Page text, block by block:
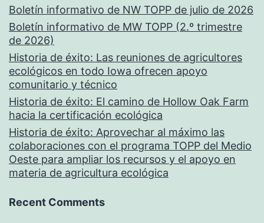
Boletín informativo de NW TOPP de julio de 2026
Boletín informativo de MW TOPP (2.º trimestre
de 2026)
Historia de éxito: Las reuniones de agricultores
ecológicos en todo Iowa ofrecen apoyo
comunitario y técnico
Historia de éxito: El camino de Hollow Oak Farm
hacia la certificación ecológica
Historia de éxito: Aprovechar al máximo las
colaboraciones con el programa TOPP del Medio
Oeste para ampliar los recursos y el apoyo en
materia de agricultura ecológica
Recent Comments